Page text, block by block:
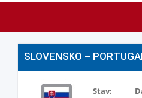
SLOVENSKO –
Stav: